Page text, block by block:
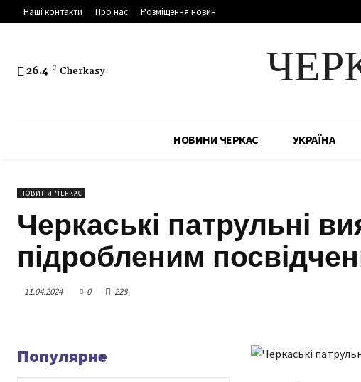
Наші контакти Про нас Розміщення новин
26.4 C Cherkasy
НОВИНИ ЧЕРКАС УКРАЇНА
НОВИНИ ЧЕРКАС
Черкаські патрульні
підробленим
11.04.2024 0 228
Популярне